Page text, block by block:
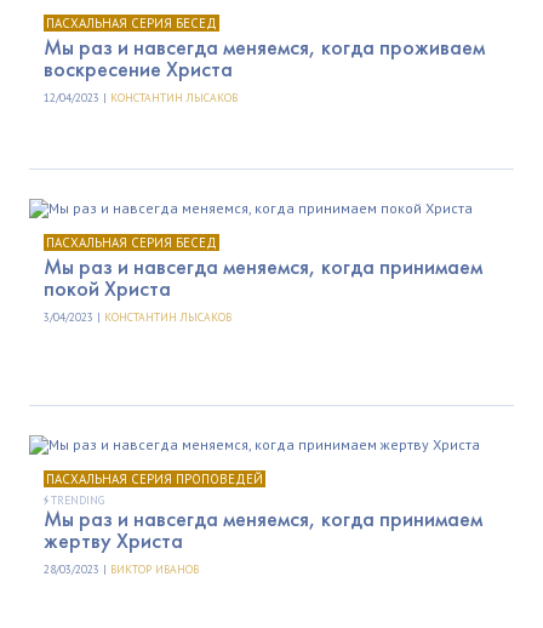
ПАСХАЛЬНАЯ СЕРИЯ БЕСЕД
Мы раз и навсегда меняемся, когда проживаем
воскресение Христа
12/04/2023 | КОНСТАНТИН ЛЫСАКОВ
ПАСХАЛЬНАЯ СЕРИЯ БЕСЕД
Мы раз и навсегда меняемся, когда принимаем
покой Христа
3/04/2023 | КОНСТАНТИН ЛЫСАКОВ
ПАСХАЛЬНАЯ СЕРИЯ ПРОПОВЕДЕЙ
TRENDING
Мы раз и навсегда меняемся, когда принимаем
жертву Христа
28/03/2023 | ВИКТОР ИВАНОВ